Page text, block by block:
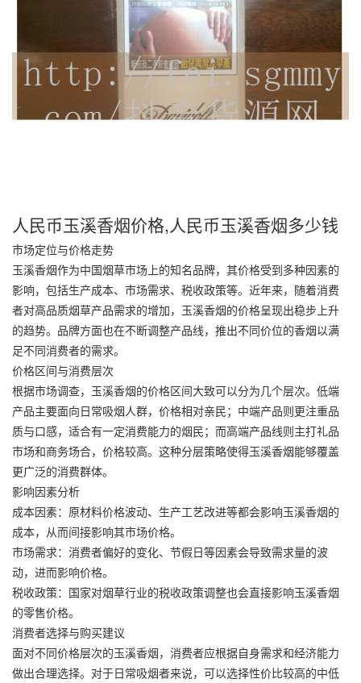
人民币玉溪香烟价格,人民币玉溪香烟多少钱
市场定位与价格走势
玉溪香烟作为中国烟草市场上的知名品牌，其价格受到多种因素的
影响，包括生产成本、市场需求、税收政策等。近年来，随着消费
者对高品质烟草产品需求的增加，玉溪香烟的价格呈现出稳步上升
的趋势。品牌方面也在不断调整产品线，推出不同价位的香烟以满
足不同消费者的需求。
价格区间与消费层次
根据市场调查，玉溪香烟的价格区间大致可以分为几个层次。低端
产品主要面向日常吸烟人群，价格相对亲民；中端产品则更注重品
质与口感，适合有一定消费能力的烟民；而高端产品线则主打礼品
市场和商务场合，价格较高。这种分层策略使得玉溪香烟能够覆盖
更广泛的消费群体。
影响因素分析
成本因素：原材料价格波动、生产工艺改进等都会影响玉溪香烟的
成本，从而间接影响其市场价格。
市场需求：消费者偏好的变化、节假日等因素会导致需求量的波
动，进而影响价格。
税收政策：国家对烟草行业的税收政策调整也会直接影响玉溪香烟
的零售价格。
消费者选择与购买建议
面对不同价格层次的玉溪香烟，消费者应根据自身需求和经济能力
做出合理选择。对于日常吸烟者来说，可以选择性价比较高的中低